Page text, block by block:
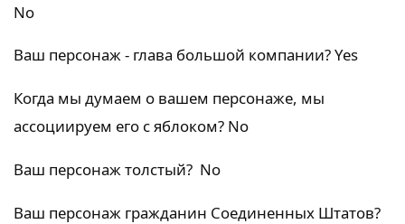
No
Ваш персонаж - глава большой компании? Yes
Когда мы думаем о вашем персонаже, мы
ассоциируем его с яблоком? No
Ваш персонаж толстый? No
Ваш персонаж гражданин Соединенных Штатов?